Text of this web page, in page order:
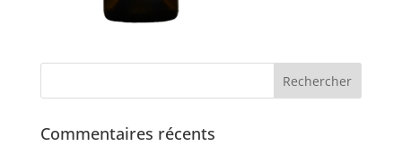
Commentaires récents